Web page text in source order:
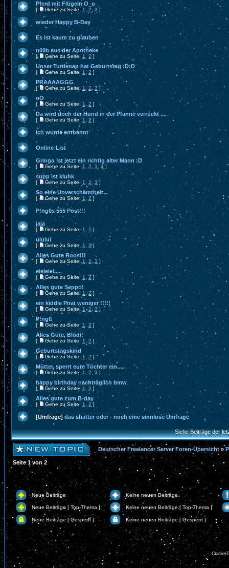
Pferd mit Flügeln O_o
[ Gehe zu Seite: 1 2 3 ]
wieder Happy B-Day
Es ist kaum zu glauben
n00b aus der Apotheke
[ Gehe zu Seite: 1 ,2 ]
Unser Turtlenap hat Geburtstag :D:D
[ Gehe zu Seite: 1 ,2 ]
PRAAAAGGG
[ Gehe zu Seite: 1 2 3 ]
oO
[ Gehe zu Seite: 1 2 ]
Da wird doch der Hund in der Pfanne verrückt ....
[ Gehe zu Seite: 1 2 ]
Ich wurde entbannt
Online-List
Gringo ist jetzt ein richtig alter Mann :D
[ Gehe zu Seite: 1 2 3 ,4 ]
supp ist kluhk
[ Gehe zu Seite: 1 2, 3 ]
So eine Unverschämtheit...
[ Gehe zu Seite: 1 2 ]
P!ng0s 555 Post!!!
jaja
[ Gehe zu Seite: 1, 2 ]
uiuiui
[ Gehe zu Seite: 1 2]
Alles Gute Roos!!!
[ Gehe zu Seite:1 2 3 ]
eieieiei.....
[ Gehe zu Seite:1 ,2 ]
Alles gute Seppo!
[ Gehe zu Seite: 1 ,2]
ein kiddie Pirat weniger !!!!!
[ Gehe zu Seite: 1 ,2 ,3]
P!ng0
[ Gehe zu Seite: 1 2]
Alles Gute, Blödi!
[ Gehe zu Seite: 1 ,2 ]
Geburtstagskind
[ Gehe zu Seite: 1 2 ]
Mütter, sperrt eure Töchter ein.....
[ Gehe zu Seite: 1 2 3 ]
happy birthday nachträglich bmw
[ Gehe zu Seite: 1 2 ]
Alles gute zum B-day
[ Gehe zu Seite: 1 2]
[Umfrage] das shatter oder - noch eine sinnlose Umfrage
Siehe Beiträge der
Deutscher Freelancer Server Foren-Übersicht »
Seite1von 2
Neue Beiträge Keine neuen Beiträge
Neue Beiträge [ Top-Thema ] Keine neuen Beiträge [ Top-Thema ]
Neue Beiträge [ Gesperrt ] Keine neuen Beiträge [ Gesperrt ]